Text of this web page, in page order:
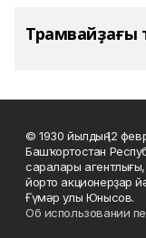
© 1930 йылдың 12
Башҡортостан
саралары
йорто акционерҙар
Ғүмәр улы Юнысов.
Об использовании